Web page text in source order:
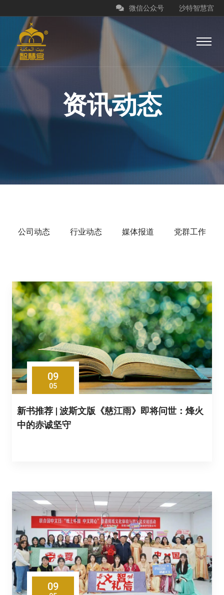
沙特智慧宫
微信公众号
资讯动态
公司动态 行业动态 媒体报道 党群工作
09
05
新书推荐 | 波斯文版《慈江雨》即将问世：烽火
中的赤诚坚守
09